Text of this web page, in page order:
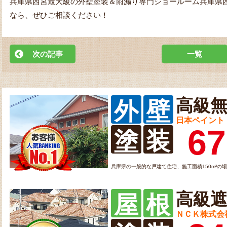
なら、ぜひご相談ください！
次の記事 一覧
外 壁
塗 装
高級
日本ペイン
兵庫県の一般的な戸建て住宅、施工面積150m²の
屋 根 高級
ＮＣＫ株式